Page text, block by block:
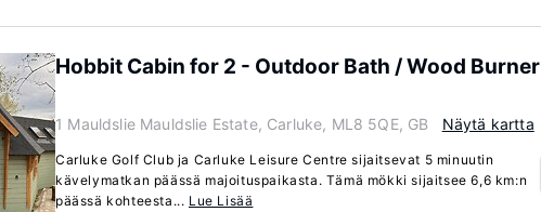
Hobbit Cabin for 2 - Outdoor Bath / Wood Burner
1 Mauldslie Mauldslie Estate, Carluke, ML8 5QE, GB Näytä kartta
Carluke Golf Club ja Carluke Leisure Centre sijaitsevat 5 minuutin
kävelymatkan päässä majoituspaikasta. Tämä mökki sijaitsee 6,6 km:n
päässä kohteesta... Lue Lisää